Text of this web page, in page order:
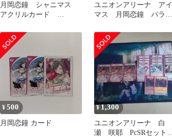
月岡恋鐘 シャニマス
アクリルカード
ユニオンアリーナ アイ
マス 月岡恋鐘 パラレ
¥500
月岡恋鐘 カード
¥1,300
ユニオンアリーナ 白
瀬 咲耶 PcSRセット